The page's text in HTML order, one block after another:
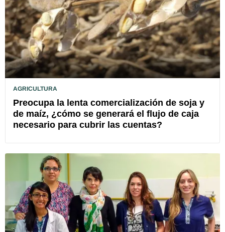
AGRICULTURA
Preocupa la lenta comercialización de soja y
de maíz, ¿cómo se generará el flujo de caja
necesario para cubrir las cuentas?